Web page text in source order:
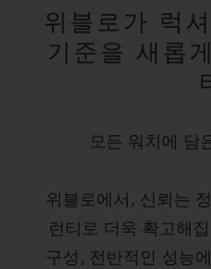
위블로가 럭
기준을 새롭
모든 워치에 담
위블로에서, 신뢰는
런티로 더욱 확고해
구성, 전반적인 성능